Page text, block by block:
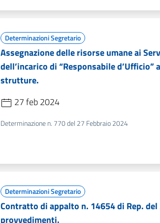
Determinazioni Segretario
Assegnazione delle risorse umane ai
dell’incarico di “Responsabile
strutture.
27 feb 2024
Determinazione n. 770 del 27 Febbraio 2024
Determinazioni Segretario
Contratto di appalto n. 14654 di Rep.
provvedimenti.